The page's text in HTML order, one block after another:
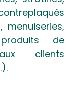
menuiseries,
de
clients